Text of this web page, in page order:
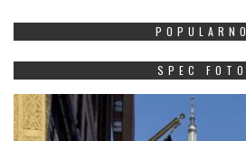
POPULARNO
SPEC FOTO